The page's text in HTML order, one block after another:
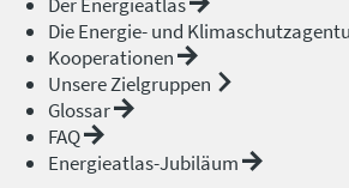
Der Energieatlas
Die Energie- und
Kooperationen
Unsere Zielgruppen
Glossar
FAQ
Energieatlas-Jubiläum